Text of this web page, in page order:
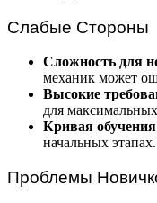
Слабые Стороны
Сложность для
механик может
Высокие
для
Кривая
начальных этапах.
Проблемы